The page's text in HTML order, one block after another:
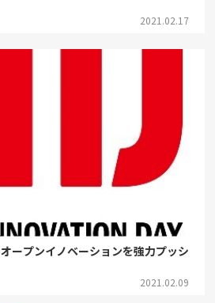
2021.02.17
ープンイノベーションを強力プッシ
2021.02.09